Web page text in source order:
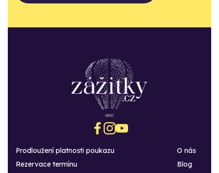
Prodloužení platnosti poukazu
Rezervace termínu
O nás
Blog